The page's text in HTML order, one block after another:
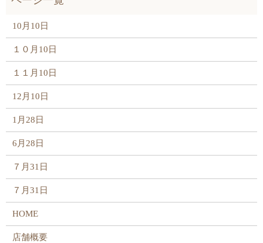
10月10日
１０月10日
１１月10日
12月10日
1月28日
6月28日
７月31日
７月31日
HOME
店舗概要